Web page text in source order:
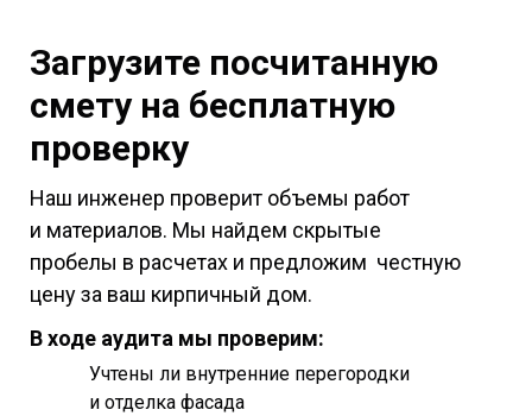
Загрузите посчитанную
смету на бесплатную
проверку
Наш инженер проверит объемы работ
и материалов. Мы найдем скрытые
пробелы в расчетах и предложим честную
цену за ваш кирпичный дом.
В ходе аудита мы проверим:
Учтены ли внутренние перегородки
и отделка фасада